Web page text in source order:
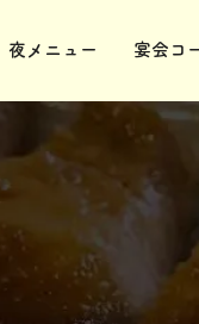
夜メニュー 宴会コ